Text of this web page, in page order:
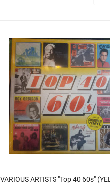
VARIOUS ARTISTS "Top 40 60s"